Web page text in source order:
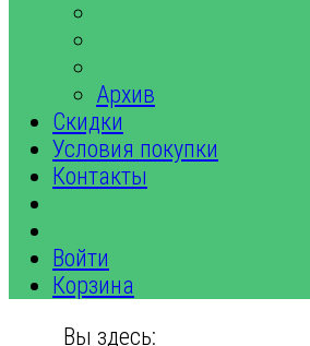
Архив
Скидки
Условия покупки
Контакты
Войти
Корзина
Вы здесь: